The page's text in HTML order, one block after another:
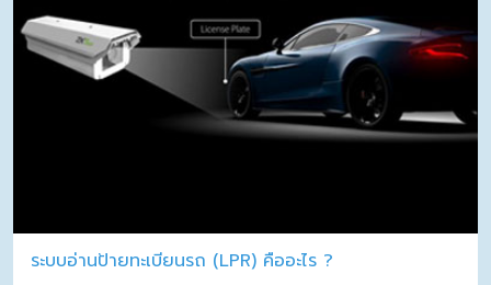
ระบบอ่านป้ายทะเบียนรถ (LPR) คืออะไร ?